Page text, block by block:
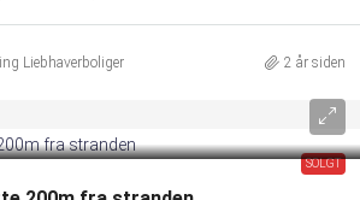
Liebhaverboliger 2 år siden
SOLGT